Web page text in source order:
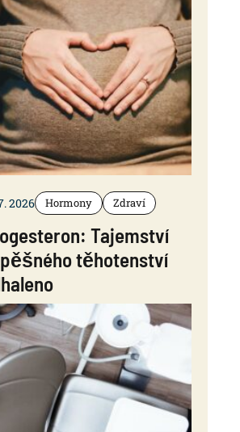
2026 Hormony Zdraví
Tajemství
těhotenství